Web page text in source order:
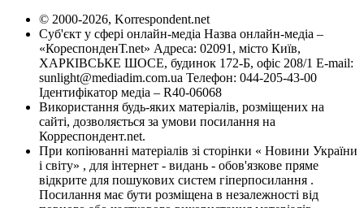
© 2000-2026, Korrespondent.net
Суб'єкт у сфері онлайн-медіа Назва онлайн-медіа –
«КореспонденТ.net» Адреса: 02091, місто Київ,
ХАРКІВСЬКЕ ШОСЕ, будинок 172-Б, офіс 208/1 E-mail:
sunlight@mediadim.com.ua Телефон: 044-205-43-00
Ідентифікатор медіа – R40-06068
Використання будь-яких матеріалів, розміщених на
сайті, дозволяється за умови посилання на
Корреспондент.net.
При копіюванні матеріалів зі сторінки « Новини України
і світу» , для інтернет - видань - обов'язкове пряме
відкрите для пошукових систем гіперпосилання .
Посилання має бути розміщена в незалежності від